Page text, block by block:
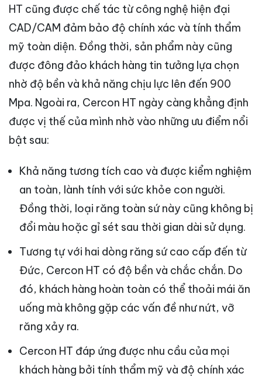
HT cũng được chế tác từ công nghệ hiện đại
CAD/CAM đảm bảo độ chính xác và tính thẩm
mỹ toàn diện. Đồng thời, sản phẩm này cũng
được đông đảo khách hàng tin tưởng lựa chọn
nhờ độ bền và khả năng chịu lực lên đến 900
Mpa. Ngoài ra, Cercon HT ngày càng khẳng định
được vị thế của mình nhờ vào những ưu điểm nổi
bật sau:
Khả năng tương tích cao và được kiểm nghiệm
an toàn, lành tính với sức khỏe con người.
Đồng thời, loại răng toàn sứ này cũng không bị
đổi màu hoặc gỉ sét sau thời gian dài sử dụng.
Tương tự với hai dòng răng sứ cao cấp đến từ
Đức, Cercon HT có độ bền và chắc chắn. Do
đó, khách hàng hoàn toàn có thể thoải mái ăn
uống mà không gặp các vấn đề như nứt, vỡ
răng xảy ra.
Cercon HT đáp ứng được nhu cầu của mọi
khách hàng bởi tính thẩm mỹ và độ chính xác